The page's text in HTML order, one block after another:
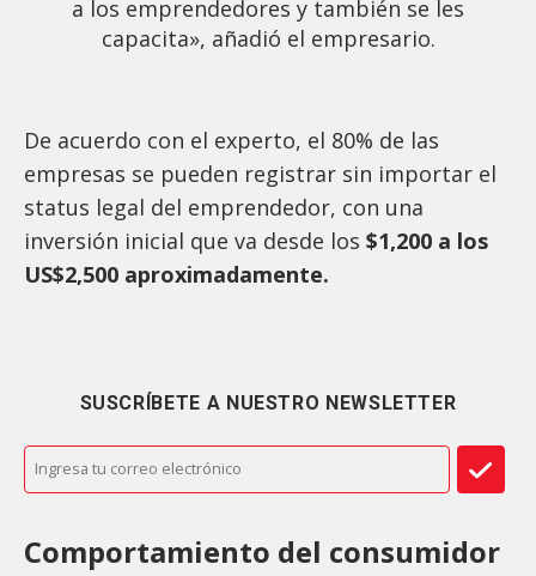
a los emprendedores y también se les
capacita», añadió el empresario.
De acuerdo con el experto, el 80% de las
empresas se pueden registrar sin importar el
status legal del emprendedor, con una
inversión inicial que va desde los $1,200 a los
US$2,500 aproximadamente.
SUSCRÍBETE A NUESTRO NEWSLETTER
Comportamiento del consumidor